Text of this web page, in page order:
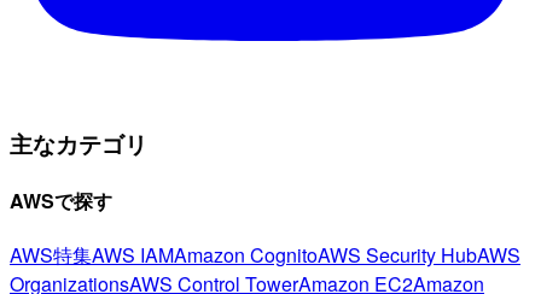
主なカテゴリ
AWSで探す
AWS特集AWS IAMAmazon CognitoAWS Security HubAWS
OrganizationsAWS Control TowerAmazon EC2Amazon